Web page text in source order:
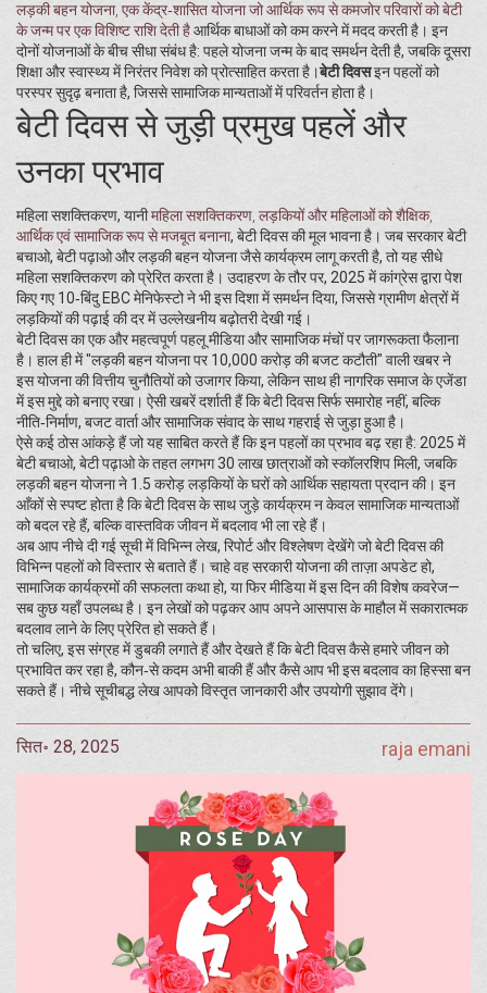
लड़की बहन योजना, एक केंद्र‑शासित योजना जो आर्थिक रूप से कमजोर परिवारों को बेटी
के जन्म पर एक विशिष्ट राशि देती हैआर्थिक बाधाओं को कम करने में मदद करती है। इन
दोनों योजनाओं के बीच सीधा संबंध है: पहले योजना जन्म के बाद समर्थन देती है, जबकि दूसरा
शिक्षा और स्वास्थ्य में निरंतर निवेश को प्रोत्साहित करता है।बेटी दिवसइन पहलों को
परस्पर सुदृढ़ बनाता है, जिससे सामाजिक मान्यताओं में परिवर्तन होता है।
बेटी दिवस से जुड़ी प्रमुख पहलें और
उनका प्रभाव
महिला सशक्तिकरण, यानीमहिला सशक्तिकरण लड़कियों और महिलाओं को शैक्षिक,
आर्थिक एवं सामाजिक रूप से मजबूत बनाना, बेटी दिवस की मूल भावना है। जब सरकार बेटी
बचाओ, बेटी पढ़ाओ और लड़की बहन योजना जैसे कार्यक्रम लागू करती है, तो यह सीधे
महिला सशक्तिकरण को प्रेरित करता है। उदाहरण के तौर पर, 2025 में कांग्रेस द्वारा पेश
किए गए 10‑बिंदु EBC मेनिफेस्टो ने भी इस दिशा में समर्थन दिया, जिससे ग्रामीण क्षेत्रों में
लड़कियों की पढ़ाई की दर में उल्लेखनीय बढ़ोतरी देखी गई।
बेटी दिवस का एक और महत्वपूर्ण पहलू मीडिया और सामाजिक मंचों पर जागरूकता फैलाना
है। हाल ही में "लड़की बहन योजना पर 10,000 करोड़ की बजट कटौती" वाली खबर ने
इस योजना की वित्तीय चुनौतियों को उजागर किया, लेकिन साथ ही नागरिक समाज के एजेंडा
में इस मुद्दे को बनाए रखा। ऐसी खबरें दर्शाती हैं कि बेटी दिवस सिर्फ समारोह नहीं, बल्कि
नीति‑निर्माण, बजट वार्ता और सामाजिक संवाद के साथ गहराई से जुड़ा हुआ है।
ऐसे कई ठोस आंकड़े हैं जो यह साबित करते हैं कि इन पहलों का प्रभाव बढ़ रहा है: 2025 में
बेटी बचाओ, बेटी पढ़ाओ के तहत लगभग 30 लाख छात्राओं को स्कॉलरशिप मिली, जबकि
लड़की बहन योजना ने 1.5 करोड़ लड़कियों के घरों को आर्थिक सहायता प्रदान की। इन
आँकों से स्पष्ट होता है कि बेटी दिवस के साथ जुड़े कार्यक्रम न केवल सामाजिक मान्यताओं
को बदल रहे हैं, बल्कि वास्तविक जीवन में बदलाव भी ला रहे हैं।
अब आप नीचे दी गई सूची में विभिन्न लेख, रिपोर्ट और विश्लेषण देखेंगे जो बेटी दिवस की
विभिन्न पहलों को विस्तार से बताते हैं। चाहे वह सरकारी योजना की ताज़ा अपडेट हो,
सामाजिक कार्यक्रमों की सफलता कथा हो, या फिर मीडिया में इस दिन की विशेष कवरेज—
सब कुछ यहाँ उपलब्ध है। इन लेखों को पढ़कर आप अपने आसपास के माहौल में सकारात्मक
बदलाव लाने के लिए प्रेरित हो सकते हैं।
तो चलिए, इस संग्रह में डुबकी लगाते हैं और देखते हैं कि बेटी दिवस कैसे हमारे जीवन को
प्रभावित कर रहा है, कौन‑से कदम अभी बाकी हैं और कैसे आप भी इस बदलाव का हिस्सा बन
सकते हैं। नीचे सूचीबद्ध लेख आपको विस्तृत जानकारी और उपयोगी सुझाव देंगे।
सित॰ 28, 2025 raja emani